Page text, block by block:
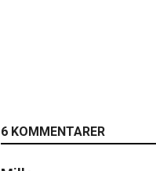
6 KOMMENTARER